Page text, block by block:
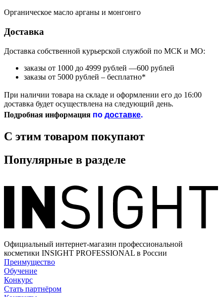
Органическое масло арганы и монгонго
Доставка
Доставка собственной курьерской службой по МСК и МО:
заказы от 1000 до 4999 рублей —600 рублей
заказы от 5000 рублей – бесплатно*
При наличии товара на складе и оформлении его до 16:00
доставка будет осуществлена на следующий день.
Подробная информация подоставке.
С этим товаром покупают
Популярные в разделе
Официальный интернет-магазин профессиональной
косметики INSIGHT PROFESSIONAL в России
Преимущество
Обучение
Конкурс
Стать партнёром